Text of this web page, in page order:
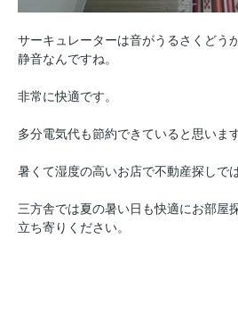
サーキュレーターは音がうるさくどう
静音なんですね。
非常に快適です。
多分電気代も節約できていると思います
暑くて湿度の高いお店で不動産探しで
三方舎では夏の暑い日も快適にお部屋
立ち寄りください。